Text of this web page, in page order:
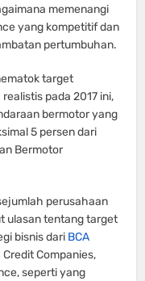
memenangi
yang kompetitif dan
pertumbuhan.
target
pada 2017 ini,
bermotor yang
5 persen dari
Bermotor
perusahaan
ulasan tentang target
bisnis dari BCA
Credit Companies,
seperti yang